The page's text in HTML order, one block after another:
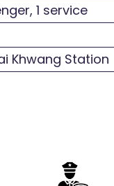
1 service
Khwang Station